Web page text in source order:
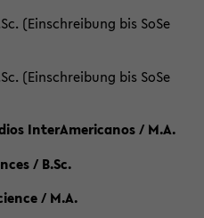
(Einschreibung bis SoSe
(Einschreibung bis SoSe
InterAmericanos / M.A.
/ B.Sc.
/ M.A.